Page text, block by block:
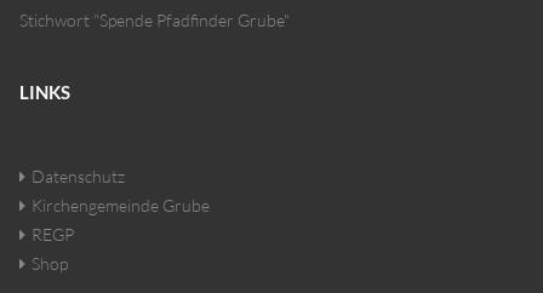
Stichwort "Spende Pfadfinder Grube"
LINKS
Datenschutz
Kirchengemeinde Grube
REGP
Shop